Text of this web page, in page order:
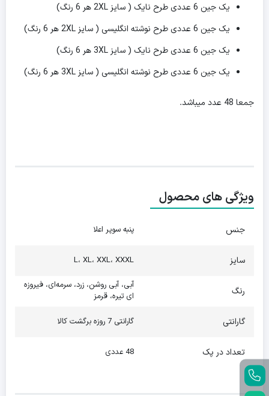
یک جین 6 عددی طرح نایک ( سایز 2XL هر 6 رنگ)
یک جین 6 عددی طرح نوشته انگلیسی ( سایز 2XL هر 6 رنگ)
یک جین 6 عددی طرح نایک ( سایز 3XL هر 6 رنگ)
یک جین 6 عددی طرح نوشته انگلیسی ( سایز 3XL هر 6 رنگ)
جمعا 48 عدد میباشد.
ویژگی های محصول
جنس پنبه سوپر اعلا
سایز L، XL، XXL، XXXL
رنگ
آبی، آبی روشن، زرد، سرمه‌ای، فیروزه
ای تیره، قرمز
گارانتی گارانتی 7 روزه برگشت کالا
تعداد در پک 48 عددی